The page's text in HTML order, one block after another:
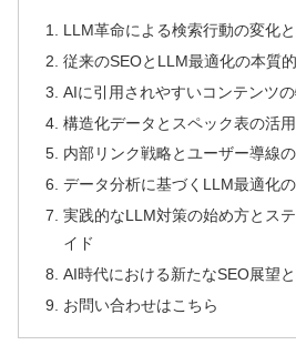
LLM革命による検索行動の変化
従来のSEOとLLM最適化の本質
AIに引用されやすいコンテンツ
構造化データとスペック表の活
内部リンク戦略とユーザー導線
データ分析に基づくLLM最適化
実践的なLLM対策の始め方とス
イド
AI時代における新たなSEO展望
お問い合わせはこちら